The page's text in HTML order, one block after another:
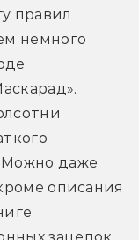
правил
немного
Можно даже
описания